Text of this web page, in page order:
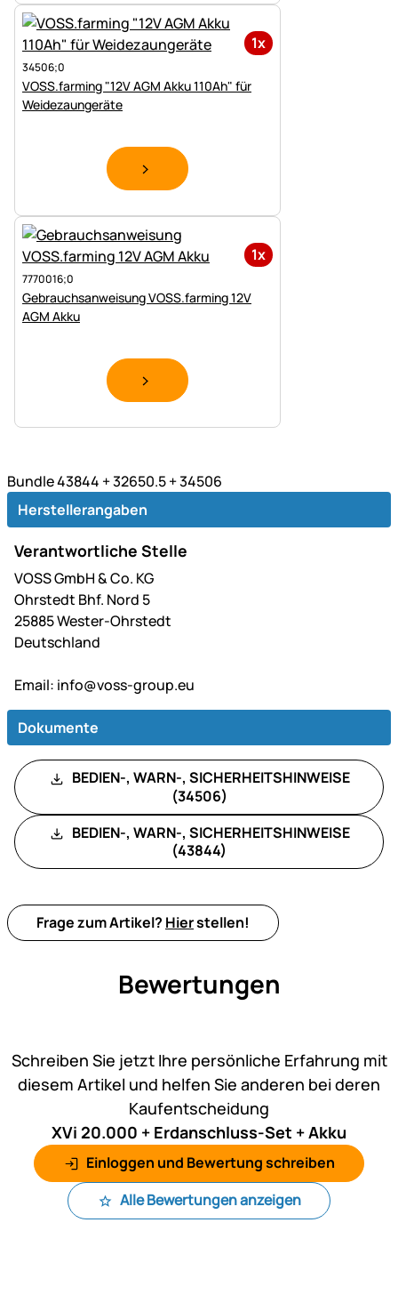
1x
34506;0
VOSS.farming "12V AGM Akku 110Ah" für
Weidezaungeräte
1x
7770016;0
Gebrauchsanweisung VOSS.farming 12V
AGM Akku
Bundle 43844 + 32650.5 + 34506
Herstellerangaben
Verantwortliche Stelle
VOSS GmbH & Co. KG
Ohrstedt Bhf. Nord 5
25885 Wester-Ohrstedt
Deutschland
Email: info@voss-group.eu
Dokumente
BEDIEN-, WARN-, SICHERHEITSHINWEISE
(34506)
BEDIEN-, WARN-, SICHERHEITSHINWEISE
(43844)
Frage zum Artikel? Hierstellen!
Bewertungen
Schreiben Sie jetzt Ihre persönliche Erfahrung mit
diesem Artikel und helfen Sie anderen bei deren
Kaufentscheidung
XVi 20.000 + Erdanschluss-Set + Akku
Einloggen und Bewertung schreiben
Alle Bewertungen anzeigen